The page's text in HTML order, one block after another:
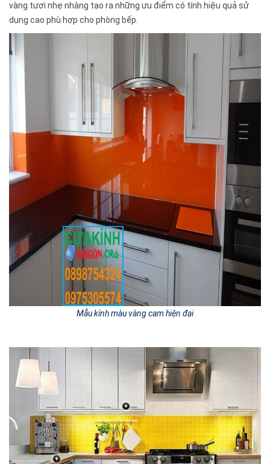
vàng tươi nhẹ nhàng tạo ra những ưu điểm có tính hiệu quả sử
dụng cao phù hợp cho phòng bếp.
Mẫu kính màu vàng cam hiện đại